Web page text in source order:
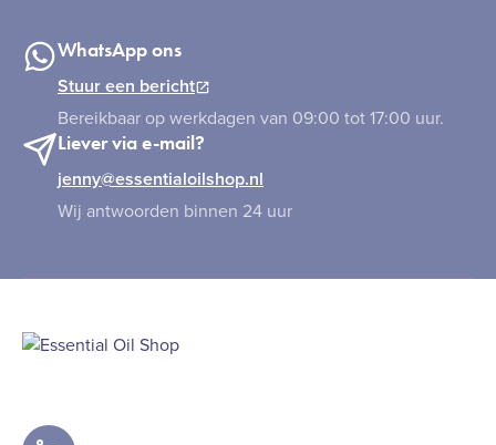
WhatsApp ons
Stuur een bericht
Bereikbaar op werkdagen van 09:00 tot 17:00 uur.
Liever via e-mail?
jenny@essentialoilshop.nl
Wij antwoorden binnen 24 uur